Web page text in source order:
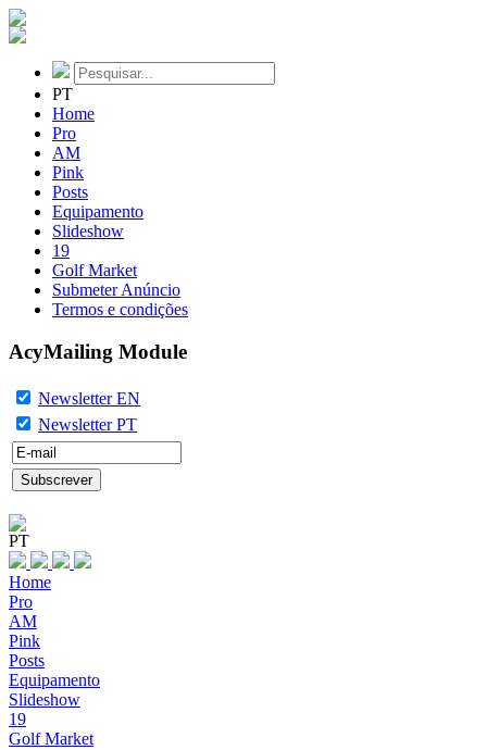
PT
Home
Pro
AM
Pink
Posts
Equipamento
Slideshow
19
Golf Market
Submeter Anúncio
Termos e condições
AcyMailing Module
Newsletter EN
Newsletter PT
PT
Home
Pro
AM
Pink
Posts
Equipamento
Slideshow
19
Golf Market